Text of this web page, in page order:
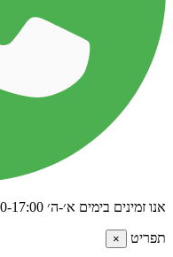
אנו זמינים בימים א׳-ה׳ 8:00-17:00
תפריט ×